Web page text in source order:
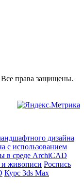
права защищены.
дизайна
с использованием
в среде ArchiCAD
живописи Роспись
Курс 3ds Max